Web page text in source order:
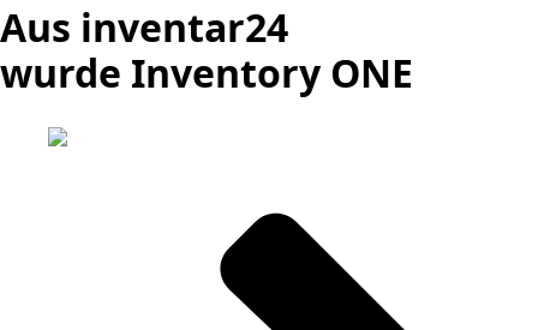
Aus inventar24
wurde Inventory ONE